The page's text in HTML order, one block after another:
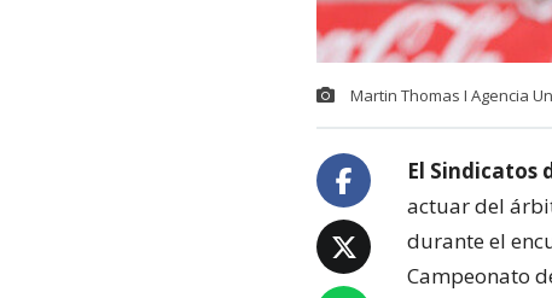
Martin Thomas I Agencia
El Sindicatos
actuar del
durante el
Campeonato